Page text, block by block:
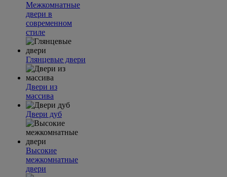
Межкомнатные
двери в
современном
стиле
Глянцевые двери
Двери из
массива
Двери дуб
Высокие
межкомнатные
двери